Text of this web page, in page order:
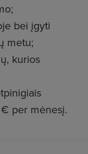
bei įgyti
metu;
kurios
per mėnesį.